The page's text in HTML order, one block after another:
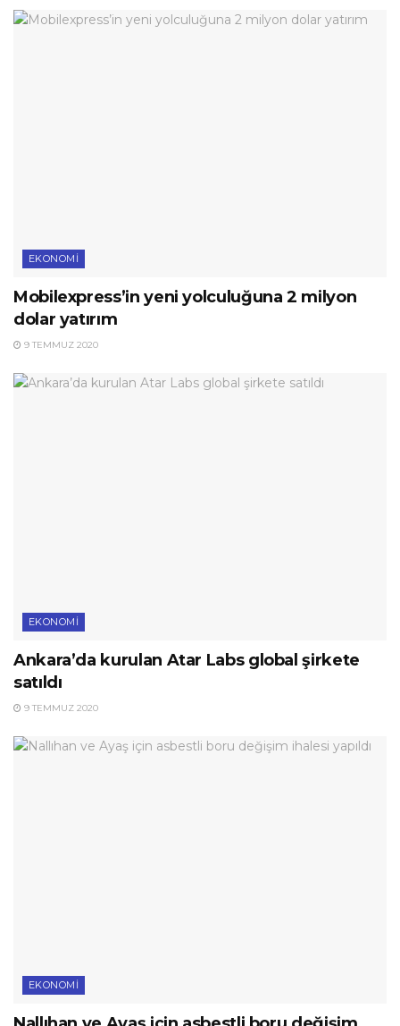
EKONOMI
Mobilexpress’in yeni yolculuğuna 2 milyon
dolar yatırım
9 TEMMUZ 2020
EKONOMI
Ankara’da kurulan Atar Labs global şirkete
satıldı
9 TEMMUZ 2020
EKONOMI